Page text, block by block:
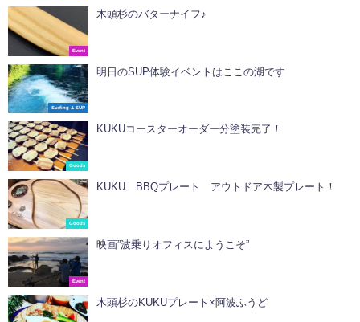
Event
木頭杉のバターナイフ♪
Surfing & SUP
明日のSUP体験イベントはここの湖です
Goods
KUKUコースターオーダー分塗装完了！
Goods
KUKU BBQプレート アウトドア木製プレート！
Event
映画”波乗りオフィスにようこそ”
木頭杉のKUKUプレート×阿波ふうど